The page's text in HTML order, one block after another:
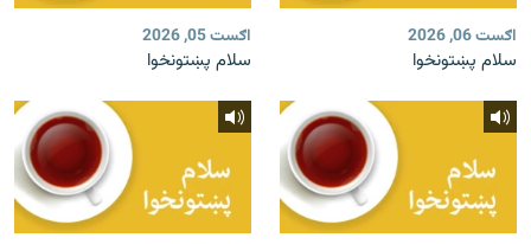
اګست 06, 2026
سلام پښتونخوا
اګست 05, 2026
سلام پښتونخوا